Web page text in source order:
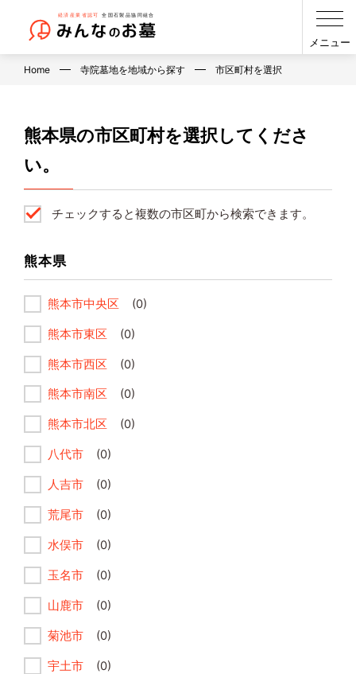
メニュー
Home 寺院墓地を地域から探す 市区町村を選択
熊本県の市区町村を選択してくださ
い。
チェックすると複数の市区町から検索できます。
熊本県
熊本市中央区 (0)
熊本市東区 (0)
熊本市西区 (0)
熊本市南区 (0)
熊本市北区 (0)
八代市 (0)
人吉市 (0)
荒尾市 (0)
水俣市 (0)
玉名市 (0)
山鹿市 (0)
菊池市 (0)
宇土市 (0)